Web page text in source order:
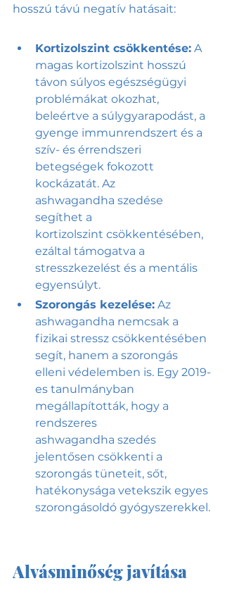
hosszú távú negatív hatásait:
Kortizolszint csökkentése: A
magas kortizolszint hosszú
távon súlyos egészségügyi
problémákat okozhat,
beleértve a súlygyarapodást, a
gyenge immunrendszert és a
szív- és érrendszeri
betegségek fokozott
kockázatát. Az
ashwagandha szedése
segíthet a
kortizolszint csökkentésében,
ezáltal támogatva a
stresszkezelést és a mentális
egyensúlyt.
Szorongás kezelése: Az
ashwagandha nemcsak a
fizikai stressz csökkentésében
segít, hanem a szorongás
elleni védelemben is. Egy 2019-
es tanulmányban
megállapították, hogy a
rendszeres
ashwagandha szedés
jelentősen csökkenti a
szorongás tüneteit, sőt,
hatékonysága vetekszik egyes
szorongásoldó gyógyszerekkel.
Alvásminőség javítása